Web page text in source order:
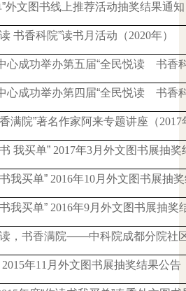
外文图书线上推荐活动抽奖结果通知
书香科院”读书月活动（2020年）
心成功举办第五届“全民悦读 书香
心成功举办第四届“全民悦读 书香
满院”著名作家阿来专题讲座（2017
我买单” 2017年3月外文图书展抽奖
我买单” 2016年10月外文图书展抽
我买单” 2016年9月外文图书展抽奖
，书香满院——中科院成都分院社
2015年11 月外文图书展抽奖结果公告